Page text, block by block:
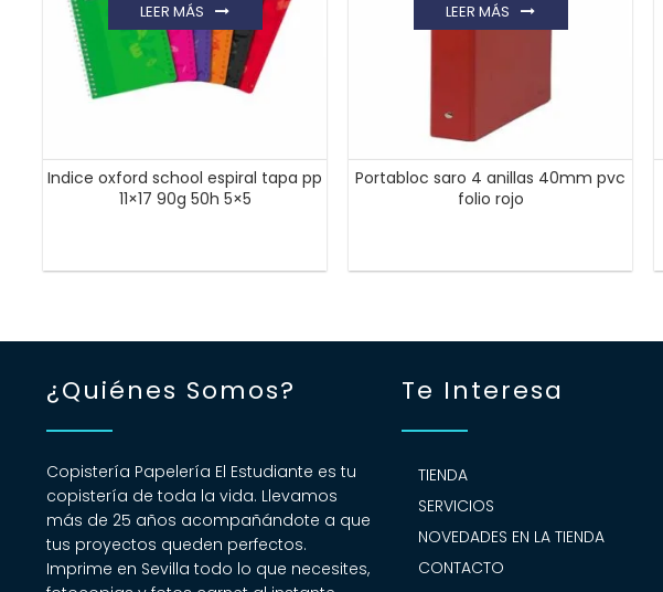
Indice oxford school espiral tapa pp
11×17 90g 50h 5×5
LEER MÁS
Portabloc saro 4 anillas 40mm pvc
folio rojo
LEER MÁS
¿Quiénes Somos?
Copistería Papelería El Estudiante es tu
copistería de toda la vida. Llevamos
más de 25 años acompañándote a que
tus proyectos queden perfectos.
Imprime en Sevilla todo lo que necesites,
Te Interesa
TIENDA
SERVICIOS
NOVEDADES EN LA TIENDA
CONTACTO